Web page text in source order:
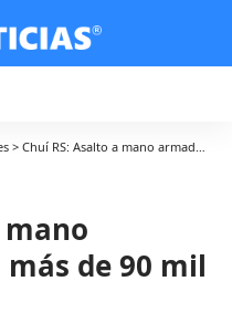
> Chuí RS: Asalto a mano armada; robaron más de 90 mil reales
mano
de 90 mil